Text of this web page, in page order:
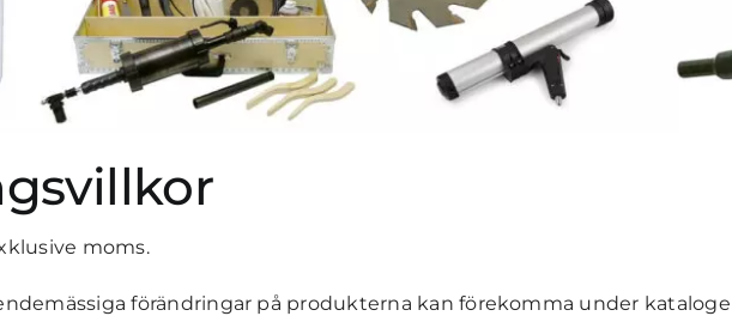
moms.
förändringar på produkterna kan förekomma under